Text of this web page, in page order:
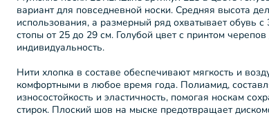
вариант для повседневной носки. Средняя высота
использования, а размерный ряд охватывает обувь
стопы от 25 до 29 см. Голубой цвет с принтом
индивидуальность.
Нити хлопка в составе обеспечивают мягкость и
комфортными в любое время года. Полиамид,
износостойкость и эластичность, помогая носкам
стирок. Плоский шов на мыске предотвращает